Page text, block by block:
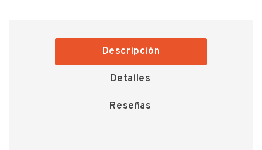
Descripción
Detalles
Reseñas